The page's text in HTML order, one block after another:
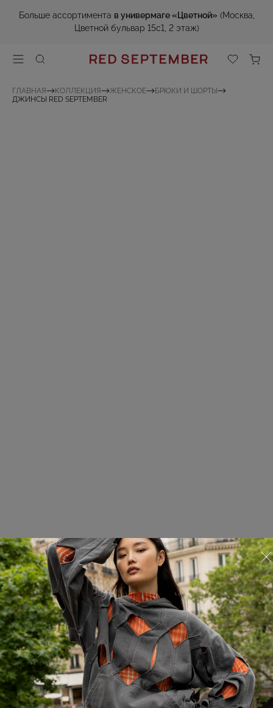
Больше ассортимента в универмаге «Цветной» (Москва,
Цветной бульвар 15с1, 2 этаж)
ГЛАВНАЯ КОЛЛЕКЦИЯ ЖЕНСКОЕ
БРЮКИ И ШОРТЫ
ДЖИНСЫ RED SEPTEMBER
Джинсы Red September
924.02.71.09.2
О товаре Оплата и доставка
Женские широкие джинсы с высокой талией имеют
знаковый элемент дизайна Red September — сложный крой
с двойным поясом, будто одни джинсы наложены на другие.
• Широкий крой • Высокая посадка • Застежка на молнию и
металлическую пуговицу • Петли для ремня •
Металлическая фурнитура
Бренд: Red September